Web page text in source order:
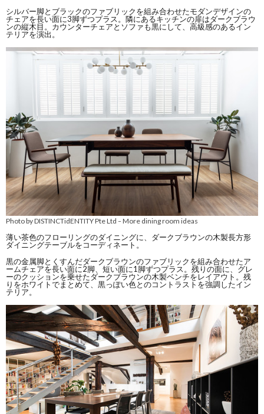
シルバー脚とブラックのファブリックを組み合わせたモダンデザインの
チェアを長い面に3脚ずつプラス。隣にあるキッチンの扉はダークブラウ
ンの縦木目。カウンターチェアとソファも黒にして、高級感のあるイン
テリアを演出。
Photo by DISTINCTidENTITY Pte Ltd –More dining room ideas
薄い茶色のフローリングのダイニングに、ダークブラウンの木製長方形
ダイニングテーブルをコーディネート。
黒の金属脚とくすんだダークブラウンのファブリックを組み合わせたア
ームチェアを長い面に2脚、短い面に1脚ずつプラス。残りの面に、グレ
ーのクッションを乗せたダークブラウンの木製ベンチをレイアウト。残
りをホワイトでまとめて、黒っぽい色とのコントラストを強調したイン
テリア。